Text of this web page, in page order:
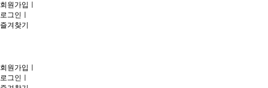
회원가입
로그인
즐겨찾기
회원가입
로그인